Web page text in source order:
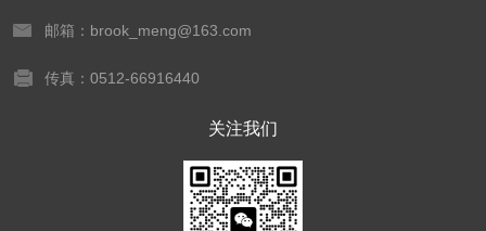
邮箱：brook_meng@163.com
传真：0512-66916440
关注我们